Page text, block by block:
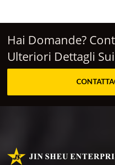
Hai Domande?
Ulteriori Dettagli